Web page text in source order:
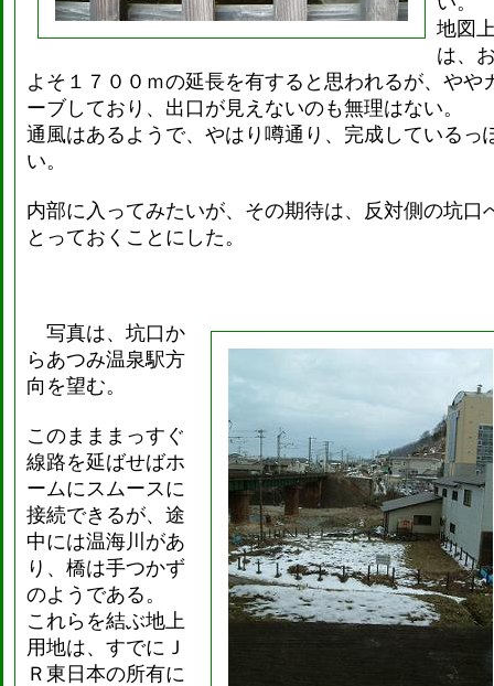
地図
は、
よそ１７００ｍの延長を有すると思われるが、やや
ーブしており、出口が見えないのも無理はない。
通風はあるようで、やはり噂通り、完成しているっ
い。
内部に入ってみたいが、その期待は、反対側の坑口
とっておくことにした。
写真は、坑口か
らあつみ温泉駅方
向を望む。
このまままっすぐ
線路を延ばせばホ
ームにスムースに
接続できるが、途
中には温海川があ
り、橋は手つかず
のようである。
これらを結ぶ地上
用地は、すでにＪ
Ｒ東日本の所有に